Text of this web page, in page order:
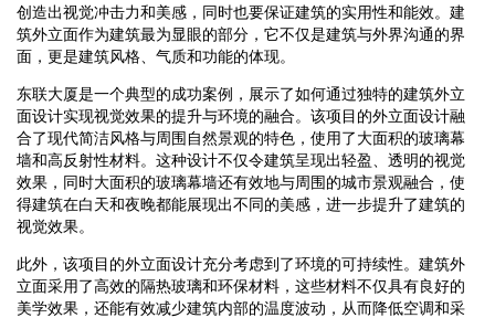
创造出视觉冲击力和美感，同时也要保证建筑的实用性和能效。建
筑外立面作为建筑最为显眼的部分，它不仅是建筑与外界沟通的界
面，更是建筑风格、气质和功能的体现。
东联大厦是一个典型的成功案例，展示了如何通过独特的建筑外立
面设计实现视觉效果的提升与环境的融合。该项目的外立面设计融
合了现代简洁风格与周围自然景观的特色，使用了大面积的玻璃幕
墙和高反射性材料。这种设计不仅令建筑呈现出轻盈、透明的视觉
效果，同时大面积的玻璃幕墙还有效地与周围的城市景观融合，使
得建筑在白天和夜晚都能展现出不同的美感，进一步提升了建筑的
视觉效果。
此外，该项目的外立面设计充分考虑到了环境的可持续性。建筑外
立面采用了高效的隔热玻璃和环保材料，这些材料不仅具有良好的
美学效果，还能有效减少建筑内部的温度波动，从而降低空调和采